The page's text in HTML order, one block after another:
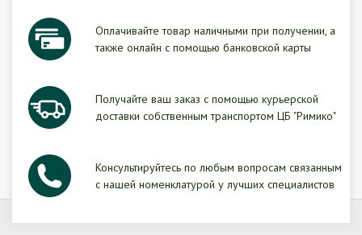
Оплачивайте товар наличными при получении, а
также онлайн с помощью банковской карты
Получайте ваш заказ с помощью курьерской
доставки собственным транспортом ЦБ "Римико"
Консультируйтесь по любым вопросам связанным
с нашей номенклатурой у лучших специалистов